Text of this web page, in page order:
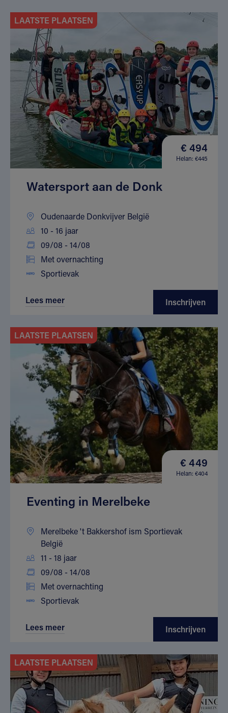
LAATSTE PLAATSEN
€ 494
Helan: €445
Watersport aan de Donk
Oudenaarde Donkvijver België
10 - 16 jaar
09/08 - 14/08
Met overnachting
Sportievak
Lees meer Inschrijven
LAATSTE PLAATSEN
€ 449
Helan: €404
Eventing in Merelbeke
Merelbeke 't Bakkershof ism Sportievak
België
11 - 18 jaar
09/08 - 14/08
Met overnachting
Sportievak
Lees meer Inschrijven
LAATSTE PLAATSEN